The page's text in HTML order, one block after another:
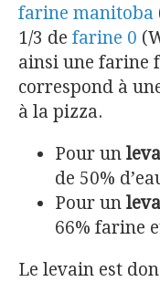
farine manitoba
1/3 de farine 0
ainsi une farine
correspond à
à la pizza.
Pour un
de 50%
Pour un
66% farine
Le levain est